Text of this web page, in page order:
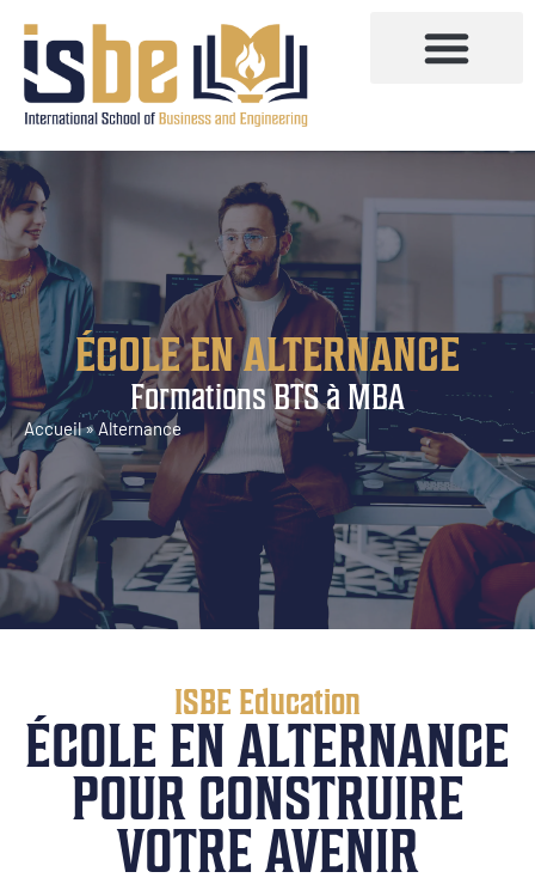
ÉCOLE EN ALTERNANCE
Formations BTS à MBA
Accueil»Alternance
ISBE Education
ÉCOLE EN ALTERNANCE
POUR CONSTRUIRE
VOTRE AVENIR